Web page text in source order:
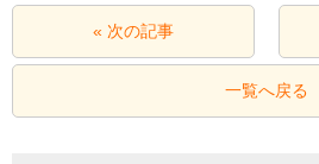
« 次の記事
一覧へ戻る